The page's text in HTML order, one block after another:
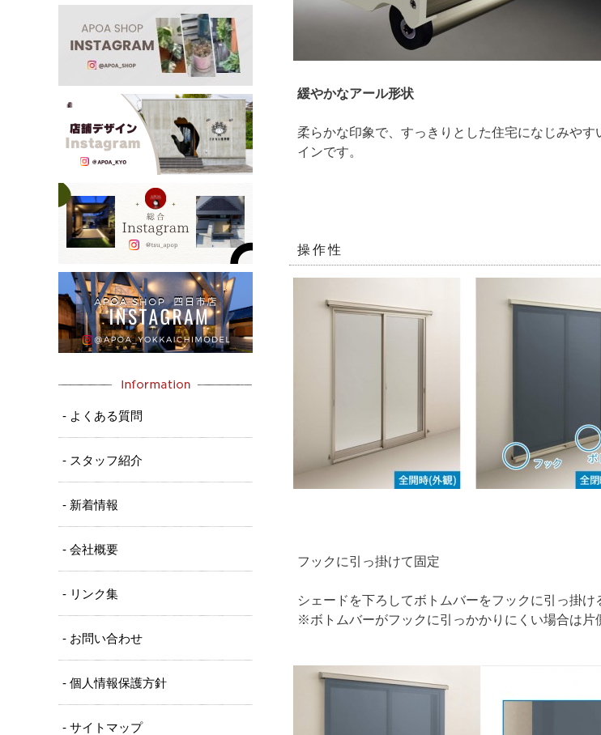
緩やかなアール形状
柔らかな印象で、すっきりとした住宅になじみやす
インです。
操作性
フックに引っ掛けて固定
シェードを下ろしてボトムバーをフックに引っ掛
※ボトムバーがフックに引っかかりにくい場合は片
- よくある質問
- スタッフ紹介
- 新着情報
- 会社概要
- リンク集
- お問い合わせ
- 個人情報保護方針
- サイトマップ